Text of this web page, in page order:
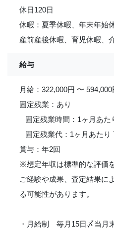
休日120日
休暇：夏季休暇、年末年始
産前産後休暇、育児休暇、
給与
月給：322,000円 〜 594,000
固定残業：あり
固定残業時間：1ヶ月あた
固定残業代：1ヶ月あたり
賞与：年2回
※想定年収は標準的な評価
ご経験や成果、査定結果に
る可能性があります。
・月給制 毎月15日〆当月